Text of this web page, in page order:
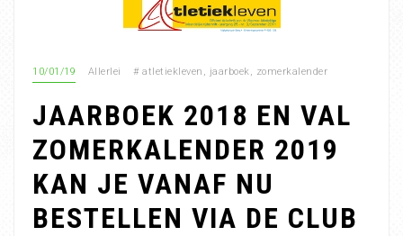
10/01/19 Allerlei # atletiekleven , jaarboek, zomerkalender
JAARBOEK 2018 EN VAL
ZOMERKALENDER 2019
KAN JE VANAF NU
BESTELLEN VIA DE CLUB